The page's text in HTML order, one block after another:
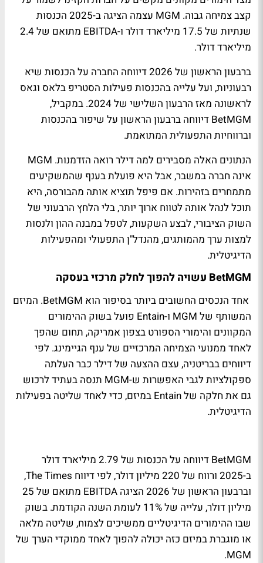
קצב צמיחה גבוה. MGM עצמה הציגה ב-2025 הכנסות
שנתיות של 17.5 מיליארד דולר ו-EBITDA מתואם של 2.4
מיליארד דולר.
ברבעון הראשון של 2026 דיווחה החברה על הכנסות שיא
רבעוניות, ועל עלייה בהכנסות פעילות הסטריפ בלאס וגאס
לראשונה מאז הרבעון השלישי של 2024. במקביל,
BetMGM דיווחה ברבעון הראשון על שיפור בהכנסות
וברווחיות התפעולית המתואמת.
הנתונים האלה מסבירים למה דילר רואה הזדמנות. MGM
אינה חברה במשבר, אבל היא פועלת בענף שהמשקיעים
מתמחרים בזהירות. אם פיפל תוציא אותה מהבורסה, היא
תוכל לנהל אותה לטווח ארוך יותר, בלי הלחץ הרבעוני של
השוק הציבורי, לבצע השקעות, לטפל במבנה ההון ולנסות
למצות ערך מהמותגים, מהנדל"ן התפעולי ומהפעילות
הדיגיטלית.
BetMGM עשויה להפוך לחלק מרכזי בעסקה
אחד הנכסים החשובים ביותר בסיפור הוא BetMGM. המיזם
המשותף של MGM ו-Entain פועל בשוק ההימורים
המקוונים והימורי הספורט בצפון אמריקה, תחום שהפך
לאחד ממנועי הצמיחה המרכזיים של ענף הגיימינג. לפי
דיווחים בבריטניה, עצם ההצעה של דילר כבר העלתה
ספקולציות לגבי האפשרות ש-MGM תנסה בעתיד לרכוש
גם את חלקה של Entain במיזם, כדי לאחד שליטה בפעילות
הדיגיטלית.
BetMGM דיווחה על הכנסות של 2.79 מיליארד דולר
ב-2025 ורווח של 220 מיליון דולר, לפי דיווח The Times,
וברבעון הראשון של 2026 הציגה EBITDA מתואם של 25
מיליון דולר, עלייה של 11% לעומת השנה הקודמת. בשוק
שבו ההימורים הדיגיטליים ממשיכים לצמוח, שליטה מלאה
או מוגברת במיזם כזה יכולה להפוך לאחד ממוקדי הערך של
MGM.